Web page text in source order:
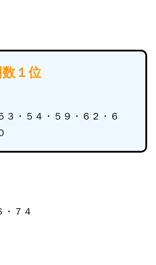
１位
３・５４・５９・６２・６
・７４